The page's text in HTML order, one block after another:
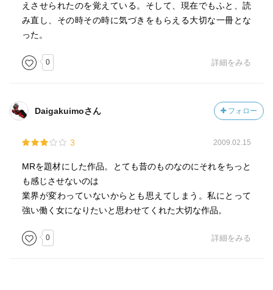
えさせられたのを覚えている。そして、現在でもふと、読
み直し、その時その時に気づきをもらえる大切な一冊とな
った。
0 詳細をみる
Daigakuimoさん フォロー
3 2009.02.15
MRを題材にした作品。とても昔のものなのにそれをちっと
も感じさせないのは
業界が変わっていないからとも思えてしまう。私にとって
強い働く女になりたいと思わせてくれた大切な作品。
0 詳細をみる